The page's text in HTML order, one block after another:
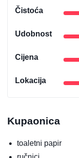
Čistoća
Udobnost
Cijena
Lokacija
Kupaonica
toaletni papir